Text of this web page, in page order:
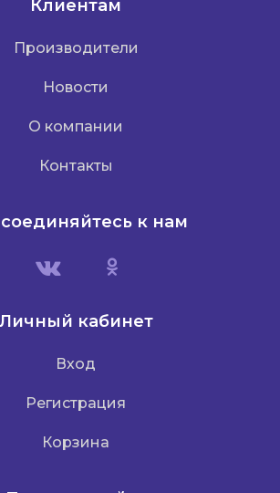
Клиентам
Производители
Новости
О компании
Контакты
к нам
Личный кабинет
Вход
Регистрация
Корзина